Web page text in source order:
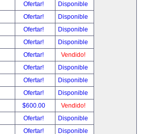
Ofertar!
Disponible
Ofertar!
Disponible
Ofertar!
Disponible
Ofertar!
Disponible
Ofertar!
Vendido!
Ofertar!
Disponible
Ofertar!
Disponible
Ofertar!
Disponible
$600.00
Vendido!
Ofertar!
Disponible
Ofertar!
Disponible